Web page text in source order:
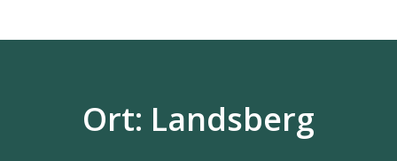
Ort: Landsberg